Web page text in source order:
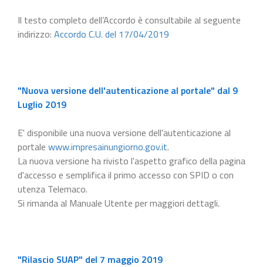
Il testo completo dell’Accordo è consultabile al seguente
indirizzo: Accordo C.U. del 17/04/2019
"Nuova versione dell'autenticazione al portale" dal 9
Luglio 2019
E' disponibile una nuova versione dell'autenticazione al
portale www.impresainungiorno.gov.it.
La nuova versione ha rivisto l'aspetto grafico della pagina
d'accesso e semplifica il primo accesso con SPID o con
utenza Telemaco.
Si rimanda al Manuale Utente per maggiori dettagli.
"Rilascio SUAP" del 7 maggio 2019